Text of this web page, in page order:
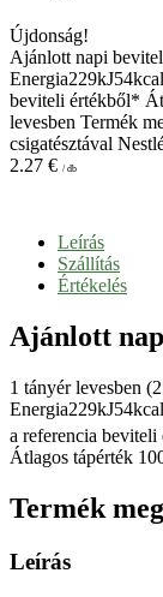
Újdonság!
Ajánlott napi
beviteli értékből*
levesben Termék
csigatésztával
2.27 € / db
Leírás
Szállítás
Értékelés
Ajánlott
1 tányér levesben
Energia229kJ54kcal
a referencia beviteli
Átlagos tápérték
Termék
Leírás